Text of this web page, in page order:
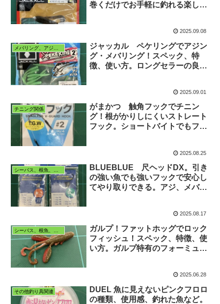
巻くだけでお手軽に釣れる楽しい
2025.09.08
ジャッカル ペケリングでアジン
グ・メバリング！スペック、特
徴、使い方。ロングセラーの良く
2025.09.01
チニング関係
がまかつ 触角フックでチニン
グ！根がかりしにくいストレート
フック。ショートバイトでもフッ
2025.08.25
BLUEBLUE 尺ヘッドDX。引き
の強い魚でも強いフックで安心し
てやり取りできる。アジ、メバル
2025.08.17
シーバス、根魚、五目
ガルプ！ファットホッグでロック
フィッシュ！スペック、特徴、使
い方。ガルプ特有のフォーミュラ
2025.06.28
その他釣り具関連
DUEL 魚に見えないピンクフロロ
の種類、使用感、釣れた魚など。